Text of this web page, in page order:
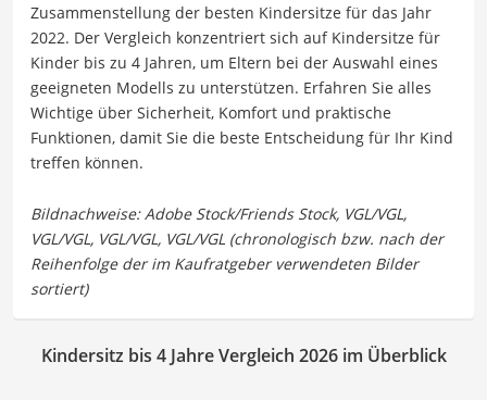
Zusammenstellung der besten Kindersitze für das Jahr
2022. Der Vergleich konzentriert sich auf Kindersitze für
Kinder bis zu 4 Jahren, um Eltern bei der Auswahl eines
geeigneten Modells zu unterstützen. Erfahren Sie alles
Wichtige über Sicherheit, Komfort und praktische
Funktionen, damit Sie die beste Entscheidung für Ihr Kind
treffen können.
Kindersitz bis 4 Jahre Vergleich 2026 im Überblick